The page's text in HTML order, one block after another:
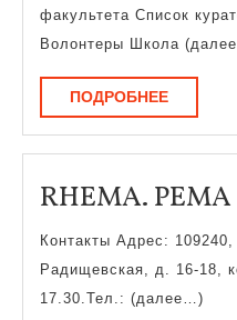
факультета Список
Волонтеры Школа
ПОДРОБНЕЕ
RHEMA. РЕМА
Контакты Адрес:
Радищевская, д. 16-18,
17.30.Тел.: (далее…)